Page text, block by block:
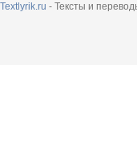
Textlyrik.ru - Тексты и